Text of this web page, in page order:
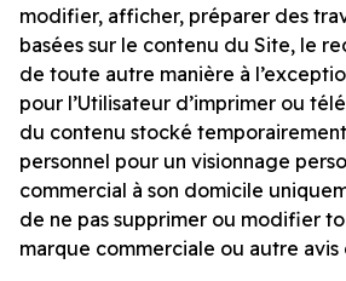
modifier, afficher, préparer des
basées sur le contenu du Site, le
de toute autre manière à
pour l’Utilisateur d’imprimer ou
du contenu stocké
personnel pour un visionnage
commercial à son domicile
de ne pas supprimer ou modifier
marque commerciale ou autre